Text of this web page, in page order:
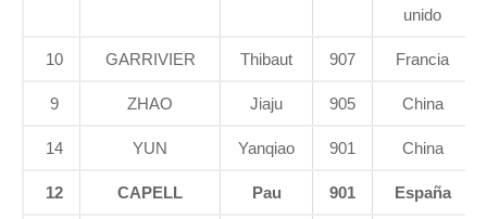
unido
10 GARRIVIER Thibaut 907 Francia
9 ZHAO Jiaju 905 China
14 YUN Yanqiao 901 China
12 CAPELL Pau 901 España